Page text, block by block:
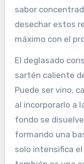
sabor
desechar estos
máximo con el
El deglasado
sartén caliente
Puede ser vino,
al incorporarlo a
fondo se
formando una
solo intensifica